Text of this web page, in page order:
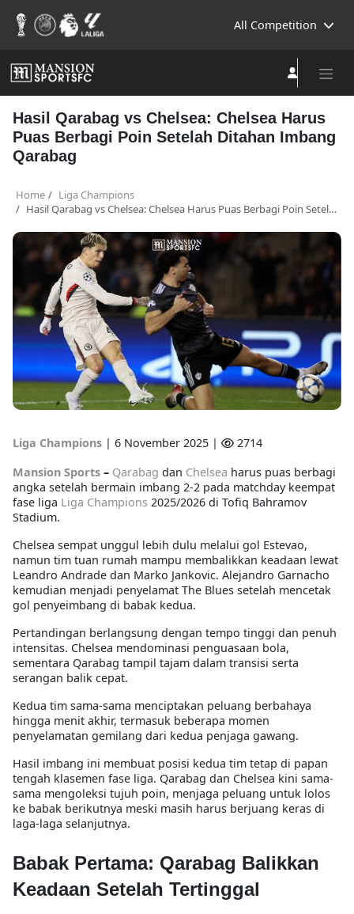
All Competition
Hasil Qarabag vs Chelsea: Chelsea Harus
Puas Berbagi Poin Setelah Ditahan Imbang
Qarabag
Home
Liga Champions
Hasil Qarabag vs Chelsea: Chelsea Harus Puas Berbagi Poin Setelah Ditahan Imbang Qarabag
Liga Champions | 6 November 2025 |
2714
Mansion Sports – Qarabag dan Chelsea harus puas berbagi
angka setelah bermain imbang 2-2 pada matchday keempat
fase liga Liga Champions 2025/2026 di Tofiq Bahramov
Stadium.
Chelsea sempat unggul lebih dulu melalui gol Estevao,
namun tim tuan rumah mampu membalikkan keadaan lewat
Leandro Andrade dan Marko Jankovic. Alejandro Garnacho
kemudian menjadi penyelamat The Blues setelah mencetak
gol penyeimbang di babak kedua.
Pertandingan berlangsung dengan tempo tinggi dan penuh
intensitas. Chelsea mendominasi penguasaan bola,
sementara Qarabag tampil tajam dalam transisi serta
serangan balik cepat.
Kedua tim sama-sama menciptakan peluang berbahaya
hingga menit akhir, termasuk beberapa momen
penyelamatan gemilang dari kedua penjaga gawang.
Hasil imbang ini membuat posisi kedua tim tetap di papan
tengah klasemen fase liga. Qarabag dan Chelsea kini sama-
sama mengoleksi tujuh poin, menjaga peluang untuk lolos
ke babak berikutnya meski masih harus berjuang keras di
laga-laga selanjutnya.
Babak Pertama: Qarabag Balikkan
Keadaan Setelah Tertinggal